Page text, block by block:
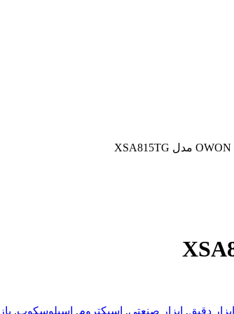
ابزار دقیق, ابزار صنعتی, اسپکتروم, اسیلوسکوپ,